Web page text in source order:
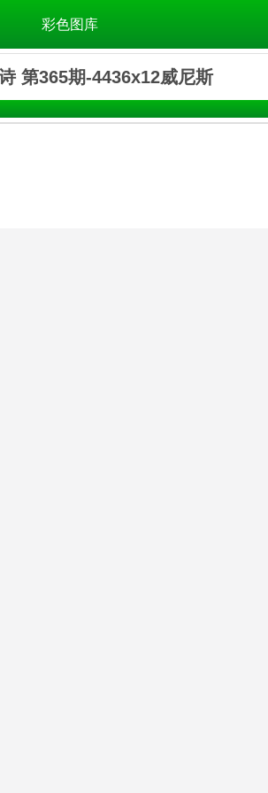
彩色图库
第365期-4436x12威尼斯